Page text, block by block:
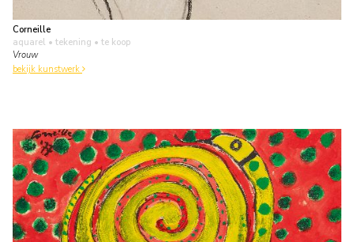
Corneille
aquarel • tekening • te koop
Vrouw
bekijk kunstwerk